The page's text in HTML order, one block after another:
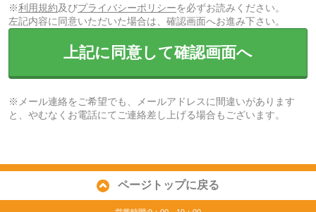
※利用規約及びプライバシーポリシーを必ずお読みください。
左記内容に同意いただいた場合は、確認画面へお進み下さい。
上記に同意して確認画面へ
※メール連絡をご希望でも、メールアドレスに間違いがあります
と、やむなくお電話にてご連絡差し上げる場合もございます。
ページトップに戻る